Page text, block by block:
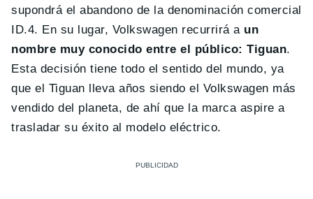
supondrá el abandono de la denominación comercial
ID.4. En su lugar, Volkswagen recurrirá a un
nombre muy conocido entre el público: Tiguan.
Esta decisión tiene todo el sentido del mundo, ya
que el Tiguan lleva años siendo el Volkswagen más
vendido del planeta, de ahí que la marca aspire a
trasladar su éxito al modelo eléctrico.